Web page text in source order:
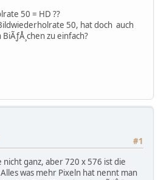
50 = HD ??
50, hat doch auch
zu einfach?
#1
ganz, aber 720 x 576 ist die
was mehr Pixeln hat nennt man